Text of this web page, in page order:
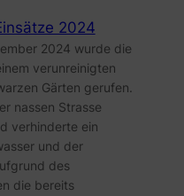
2024
2024 wurde die
verunreinigten
Gärten gerufen.
nassen Strasse
verhinderte ein
und der
des
die bereits